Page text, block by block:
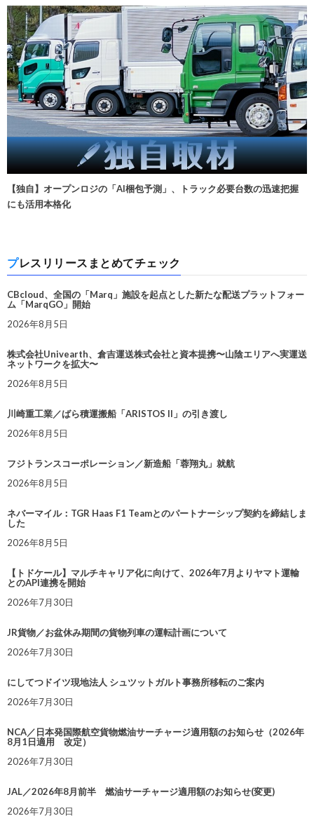
【独自】オープンロジの「AI梱包予測」、トラック必要台数の迅速把握
にも活用本格化
プレスリリースまとめてチェック
CBcloud、全国の「Marq」施設を起点とした新たな配送プラットフォー
ム「MarqGO」開始
2026年8月5日
株式会社Univearth、倉吉運送株式会社と資本提携〜山陰エリアへ実運送
ネットワークを拡大〜
2026年8月5日
川崎重工業／ばら積運搬船「ARISTOS II」の引き渡し
2026年8月5日
フジトランスコーポレーション／新造船「蓉翔丸」就航
2026年8月5日
ネバーマイル：TGR Haas F1 Teamとのパートナーシップ契約を締結しま
した
2026年8月5日
【トドケール】マルチキャリア化に向けて、2026年7月よりヤマト運輸
とのAPI連携を開始
2026年7月30日
JR貨物／お盆休み期間の貨物列車の運転計画について
2026年7月30日
にしてつドイツ現地法人 シュツットガルト事務所移転のご案内
2026年7月30日
NCA／日本発国際航空貨物燃油サーチャージ適用額のお知らせ（2026年
8月1日適用 改定）
2026年7月30日
JAL／2026年8月前半 燃油サーチャージ適用額のお知らせ(変更)
2026年7月30日